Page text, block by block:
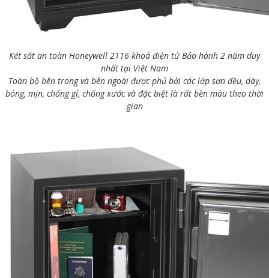
Két sắt an toàn Honeywell 2116 khoá điện tử Bảo hành 2 năm duy
nhất tại Việt Nam
Toàn bộ bên trong và bên ngoài được phủ bởi các lớp sơn đều, dày,
bóng, mịn, chống gỉ, chống xước và đặc biệt là rất bền màu theo thời
gian